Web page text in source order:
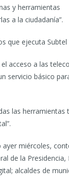
y herramientas
a la ciudadanía”.
que ejecuta
acceso a las
servicio básico
las
miércoles,
de la
alcaldes de